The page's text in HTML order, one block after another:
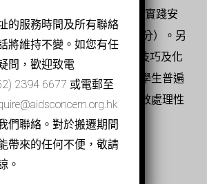
劃後增加了260%。計劃後，實踐安
4.3分增加至4.7分（6分為滿分）。另
劃有助他們掌握與伴侶溝通技巧及化
。小組訪談的內容亦顯示，學生普遍
地」和現實，能幫助他們有效處理性
。
的服務時間及所有聯絡
將維持不變。如您有任
問，歡迎致電
2394 6677 或電郵至
們聯絡。對於搬遷期間
帶來的任何不便，敬請
。